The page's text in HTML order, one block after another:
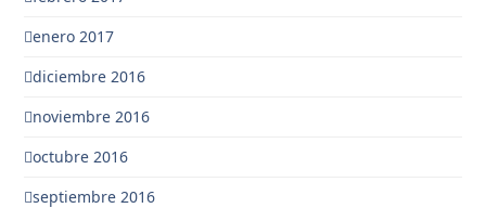
enero 2017
diciembre 2016
noviembre 2016
octubre 2016
septiembre 2016